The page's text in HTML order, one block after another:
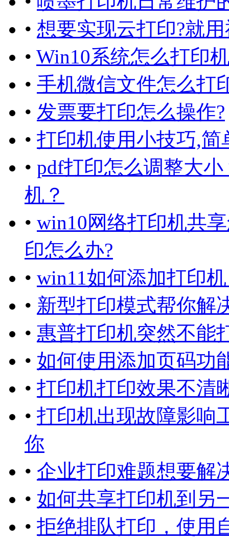
• 想要实现云打印?就
• Win10系统怎么打印
• 手机微信文件怎么打
• 发票要打印怎么操作?
• 打印机使用小技巧,简
• pdf打印怎么调整大
机？
• win10网络打印机共
印怎么办?
• win11如何添加打印
• 新型打印模式帮你解
• 惠普打印机突然不能
• 如何使用添加页码功
• 打印机打印效果不清
• 打印机出现故障影响
你
• 企业打印难题想要解
• 如何共享打印机到另
• 拒绝排队打印，使用